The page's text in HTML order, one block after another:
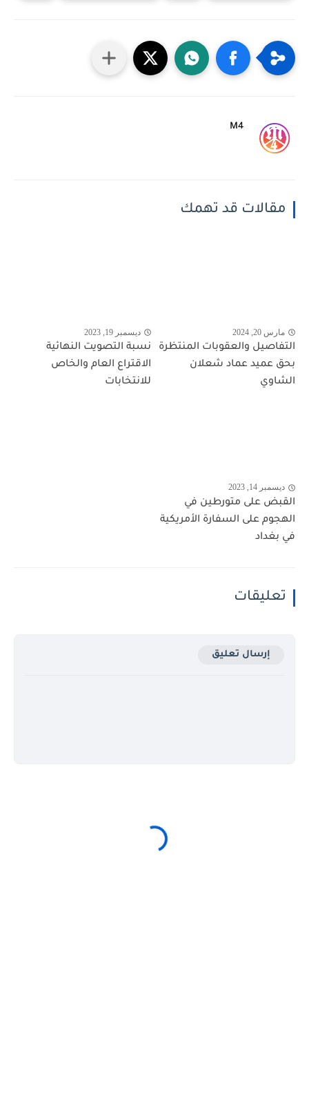
M4
مقالات قد تهمك
مارس 20, 2024
التفاصيل والعقوبات المنتظرة
بحق عميد عماد شعلان
الشاوي
ديسمبر 19, 2023
نسبة التصويت النهائية
الاقتراع العام والخاص
للانتخابات
ديسمبر 14, 2023
القبض على متورطين في
الهجوم على السفارة الأمريكية
في بغداد
تعليقات
إرسال تعليق